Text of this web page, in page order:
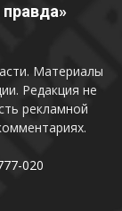
Материалы
Редакция не
рекламной
020